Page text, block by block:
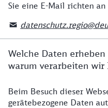
Sie eine E-Mail richten an
Welche Daten
warum verarbeiten wir
Beim Besuch dieser
gerätebezogene Daten